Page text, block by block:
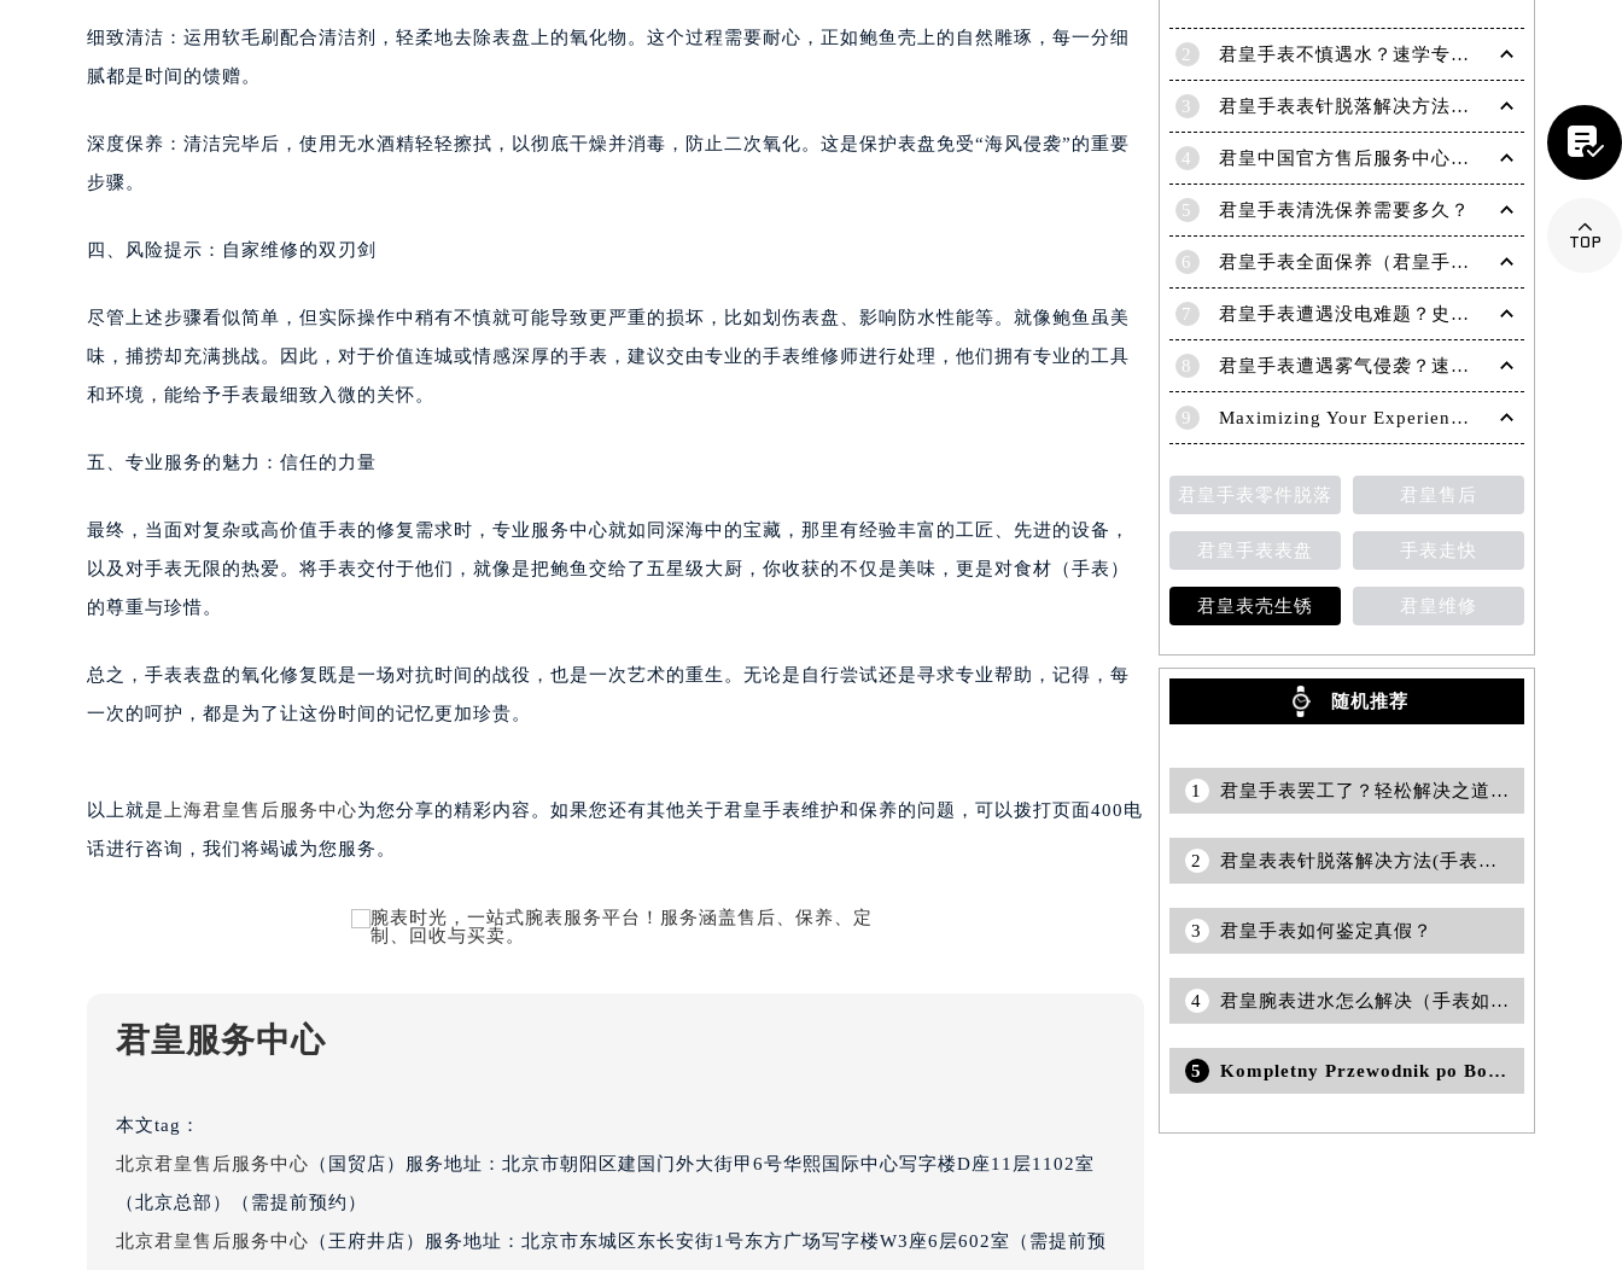
唐山市路南区新华东道100号万达广场写字楼A座10层1002室（需提前预约）
台州市椒江区东海大道1800号腾达中心东1幢20楼2002室（需提前预约）
甘肃省兰州市七里河区西津西路16号兰州中心写字楼21层2102室（需提前预约）
黑龙江省鹤岗市向阳区红军路君皇售后服务中心（需提前预约）
黑龙江省鸡西市鸡冠区红军路君皇售后服务中心（需提前预约）
黑龙江省七台河市桃山区大同街君皇售后服务中心（需提前预约）
黑龙江省双鸭山市尖山区新兴大街君皇售后服务中心（需提前预约）
黑龙江省伊春市伊美区通河路君皇售后服务中心（需提前预约）
吉林省白城市洮北区明仁南街君皇售后服务中心（需提前预约）
吉林省辽源市龙山区人民大街君皇售后服务中心（需提前预约）
吉林省梅河口市新华街道梅河大街君皇售后服务中心（需提前预约）
吉林省通化市东昌区环通乡江南大街君皇售后服务中心（需提前预约）
吉林省延边市延吉市解放路君皇售后服务中心（需提前预约）
辽宁省本溪市平山区胜利路君皇售后服务中心（需提前预约）
辽宁省朝阳市双塔区新华路君皇售后服务中心（需提前预约）
辽宁省阜新市海州区解放大街君皇售后服务中心（需提前预约）
辽宁省辽阳市白塔区新运大街君皇售后服务中心（需提前预约）
辽宁省营口市站前区市府路与渤海大街交叉口君皇售后服务中心（需提前预约）
细致清洁：运用软毛刷配合清洁剂，轻柔地去除表盘上的氧化物。这个过程需要耐心，正如鲍鱼壳上的自然雕琢，每一分细
腻都是时间的馈赠。
深度保养：清洁完毕后，使用无水酒精轻轻擦拭，以彻底干燥并消毒，防止二次氧化。这是保护表盘免受“海风侵袭”的重要
步骤。
四、风险提示：自家维修的双刃剑
尽管上述步骤看似简单，但实际操作中稍有不慎就可能导致更严重的损坏，比如划伤表盘、影响防水性能等。就像鲍鱼虽美
味，捕捞却充满挑战。因此，对于价值连城或情感深厚的手表，建议交由专业的手表维修师进行处理，他们拥有专业的工具
和环境，能给予手表最细致入微的关怀。
五、专业服务的魅力：信任的力量
最终，当面对复杂或高价值手表的修复需求时，专业服务中心就如同深海中的宝藏，那里有经验丰富的工匠、先进的设备，
以及对手表无限的热爱。将手表交付于他们，就像是把鲍鱼交给了五星级大厨，你收获的不仅是美味，更是对食材（手表）
的尊重与珍惜。
总之，手表表盘的氧化修复既是一场对抗时间的战役，也是一次艺术的重生。无论是自行尝试还是寻求专业帮助，记得，每
一次的呵护，都是为了让这份时间的记忆更加珍贵。
以上就是 上海君皇售后服务中心为您分享的精彩内容。如果您还有其他关于君皇手表维护和保养的问题，可以拨打页面400电
话进行咨询，我们将竭诚为您服务。
君皇服务中心
本文tag：
北京君皇售后服务中心 （国贸店）服务地址：北京市朝阳区建国门外大街甲6号华熙国际中心写字楼D座11层1102室
（北京总部）（需提前预约）
北京君皇售后服务中心 （王府井店）服务地址：北京市东城区东长安街1号东方广场写字楼W3座6层602室（需提前预
2 君皇手表不慎遇水？速学专业解决之道，守护您的时间艺术
3 君皇手表表针脱落解决方法盘点
4 君皇中国官方售后服务中心｜官方电话和详细网点地址权威信息公示（2026年7月最新）
5 君皇手表清洗保养需要多久？
6 君皇手表全面保养（君皇手表保养）
7 君皇手表遭遇没电难题？史上最全自助充电攻略在这里
8 君皇手表遭遇雾气侵袭？速效解决方法大揭秘
9 Maximizing Your Experience at Galactic Wins Casino
君皇手表零件脱落 君皇售后
君皇手表表盘 手表走快
君皇表壳生锈 君皇维修
随机推荐
1 君皇手表罢工了？轻松解决之道，让你的腕间时光流转不停
2 君皇表表针脱落解决方法(手表表针脱落的处理技巧)
3 君皇手表如何鉴定真假？
4 君皇腕表进水怎么解决（手表如何防止进水情况）
5 Kompletny Przewodnik po Bonusach RooBet: Jak Skorzystać z Bonusu Depozytowego

